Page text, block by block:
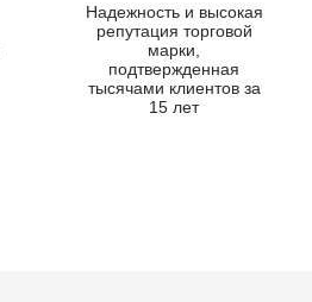
Надежность и высокая
репутация торговой
марки,
подтвержденная
тысячами клиентов за
15 лет